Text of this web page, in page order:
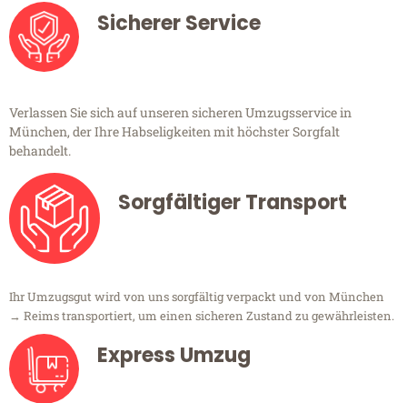
Sicherer Service
Verlassen Sie sich auf unseren sicheren Umzugsservice in
München, der Ihre Habseligkeiten mit höchster Sorgfalt
behandelt.
Sorgfältiger Transport
Ihr Umzugsgut wird von uns sorgfältig verpackt und von München
→ Reims transportiert, um einen sicheren Zustand zu gewährleisten.
Express Umzug